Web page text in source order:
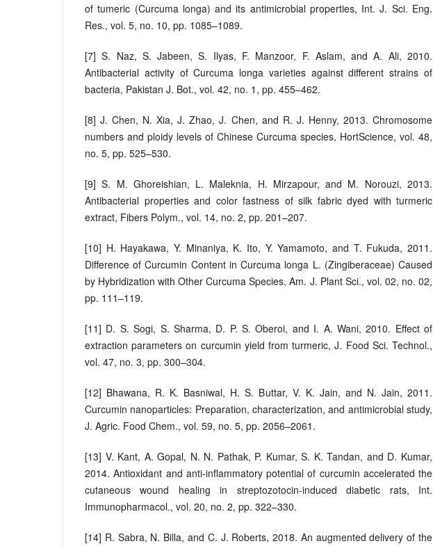
of tumeric (Curcuma longa) and its antimicrobial properties, Int. J. Sci. Eng.
Res., vol. 5, no. 10, pp. 1085–1089.
[7] S. Naz, S. Jabeen, S. Ilyas, F. Manzoor, F. Aslam, and A. Ali, 2010.
Antibacterial activity of Curcuma longa varieties against different strains of
bacteria, Pakistan J. Bot., vol. 42, no. 1, pp. 455–462.
[8] J. Chen, N. Xia, J. Zhao, J. Chen, and R. J. Henny, 2013. Chromosome
numbers and ploidy levels of Chinese Curcuma species, HortScience, vol. 48,
no. 5, pp. 525–530.
[9] S. M. Ghoreishian, L. Maleknia, H. Mirzapour, and M. Norouzi, 2013.
Antibacterial properties and color fastness of silk fabric dyed with turmeric
extract, Fibers Polym., vol. 14, no. 2, pp. 201–207.
[10] H. Hayakawa, Y. Minaniya, K. Ito, Y. Yamamoto, and T. Fukuda, 2011.
Difference of Curcumin Content in Curcuma longa L. (Zingiberaceae) Caused
by Hybridization with Other Curcuma Species, Am. J. Plant Sci., vol. 02, no. 02,
pp. 111–119.
[11] D. S. Sogi, S. Sharma, D. P. S. Oberoi, and I. A. Wani, 2010. Effect of
extraction parameters on curcumin yield from turmeric, J. Food Sci. Technol.,
vol. 47, no. 3, pp. 300–304.
[12] Bhawana, R. K. Basniwal, H. S. Buttar, V. K. Jain, and N. Jain, 2011.
Curcumin nanoparticles: Preparation, characterization, and antimicrobial study,
J. Agric. Food Chem., vol. 59, no. 5, pp. 2056–2061.
[13] V. Kant, A. Gopal, N. N. Pathak, P. Kumar, S. K. Tandan, and D. Kumar,
2014. Antioxidant and anti-inflammatory potential of curcumin accelerated the
cutaneous wound healing in streptozotocin-induced diabetic rats, Int.
Immunopharmacol., vol. 20, no. 2, pp. 322–330.
[14] R. Sabra, N. Billa, and C. J. Roberts, 2018. An augmented delivery of the